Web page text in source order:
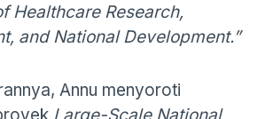
Healthcare Research,
and National Development.”
Annu menyoroti